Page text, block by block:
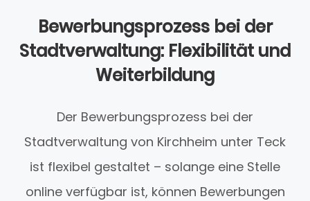
Bewerbungsprozess bei der
Stadtverwaltung: Flexibilität und
Weiterbildung
Der Bewerbungsprozess bei der
Stadtverwaltung von Kirchheim unter Teck
ist flexibel gestaltet – solange eine Stelle
online verfügbar ist, können Bewerbungen